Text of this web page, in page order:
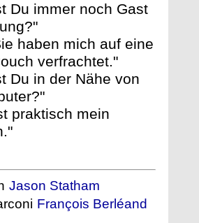
Du immer noch Gast
haben mich auf eine
verfrachtet."
Du in der Nähe von
praktisch mein
Jason Statham
François Berléand